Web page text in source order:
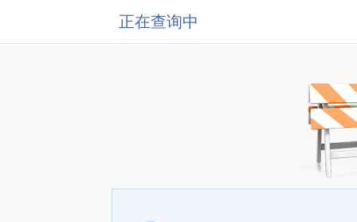
正在查询中